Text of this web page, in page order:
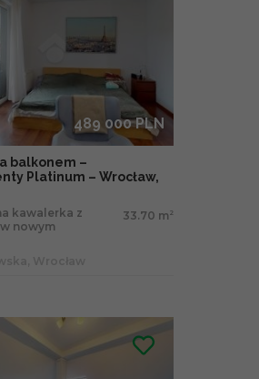
489 000 PLN
balkonem –
Platinum – Wrocław,
kawalerka z
nowym
33.70 m 2